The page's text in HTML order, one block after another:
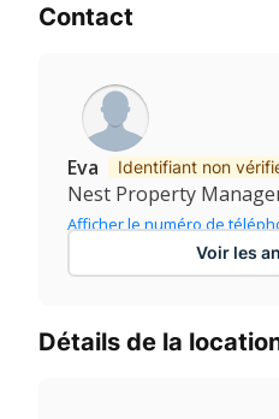
Contact
Eva Identifiant non
Afficher le numéro de
Voir les
Détails de la